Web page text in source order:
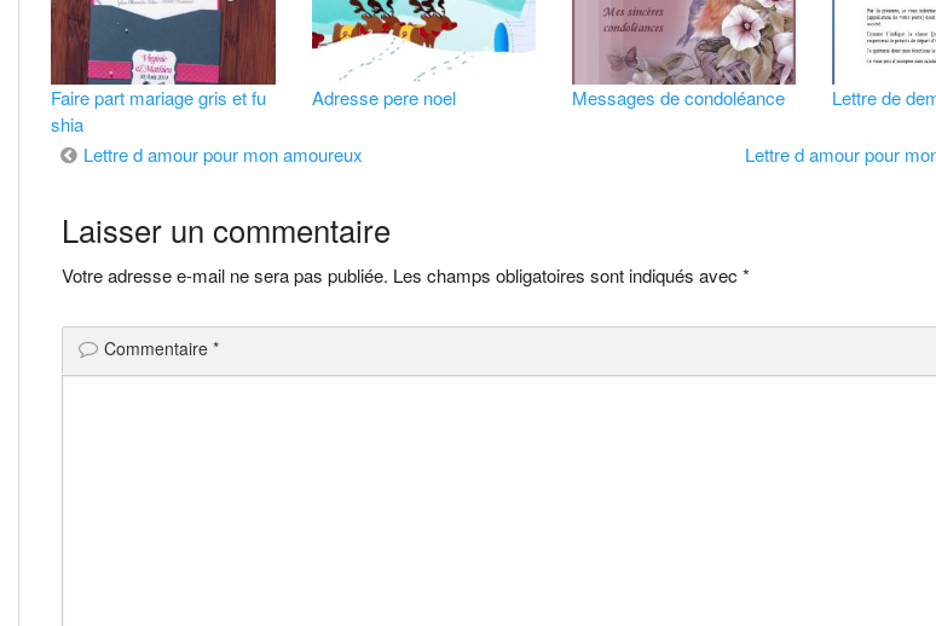
Faire part mariage gris et fu
shia
Adresse pere noel Messages de condoléance Lettre de
Navigation
de
l’article
Lettre d amour pour mon amoureux Lettre d amour pour
Laisser un commentaire
Votre adresse e-mail ne sera pas publiée. Les champs obligatoires sont indiqués avec *
Commentaire *